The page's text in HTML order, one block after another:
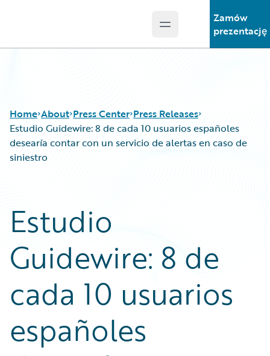
Open main menu
Zamów
prezentację
Home About Press Center Press Releases
Estudio Guidewire: 8 de cada 10 usuarios españoles
desearía contar con un servicio de alertas en caso de
siniestro
Estudio
Guidewire: 8 de
cada 10 usuarios
españoles